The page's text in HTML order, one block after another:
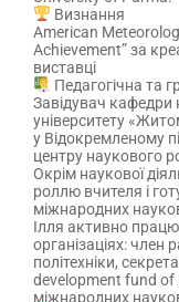
Визнання
American
Achievement” за
виставці
Педагогічна та
Завідувач
університету
у Відокремленому
центру наукового
Окрім наукової
роллю вчителя і
міжнародних
Ілля активно
організаціях:
політехніки,
development fund of
міжнародних